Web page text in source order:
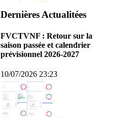
Dernières Actualitées
FVCTVNF : Retour sur la
saison passée et calendrier
prévisionnel 2026-2027
10/07/2026 23:23